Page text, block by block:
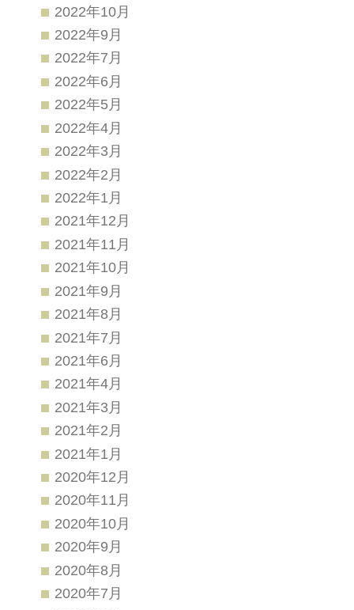
2022年10月
2022年9月
2022年7月
2022年6月
2022年5月
2022年4月
2022年3月
2022年2月
2022年1月
2021年12月
2021年11月
2021年10月
2021年9月
2021年8月
2021年7月
2021年6月
2021年4月
2021年3月
2021年2月
2021年1月
2020年12月
2020年11月
2020年10月
2020年9月
2020年8月
2020年7月